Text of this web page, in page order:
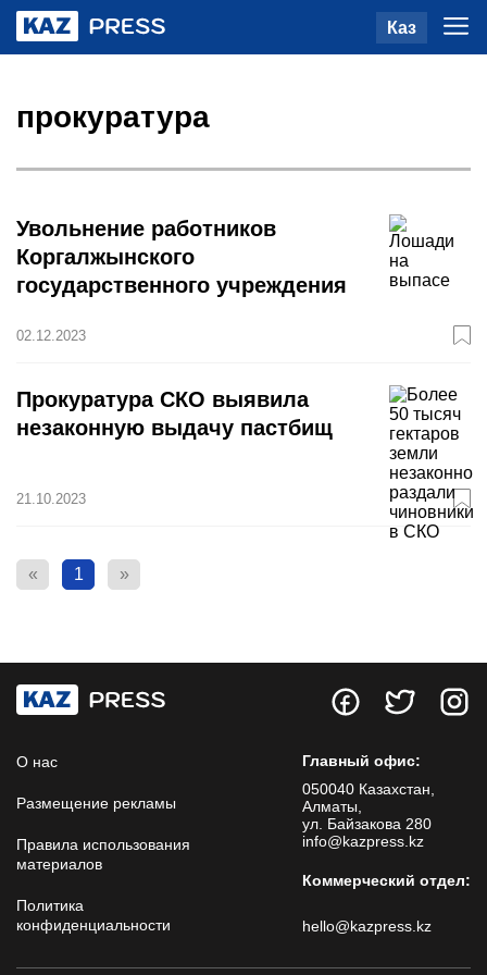
Каз
прокуратура
02.12.2023
Увольнение работников
Коргалжынского
государственного учреждения
21.10.2023
Прокуратура СКО выявила
незаконную выдачу пастбищ
« 1 »
О нас
Размещение рекламы
Правила использования
материалов
Политика
конфиденциальности
Главный офис:
050040 Казахстан,
Алматы,
ул. Байзакова 280
info@kazpress.kz
Коммерческий отдел:
hello@kazpress.kz